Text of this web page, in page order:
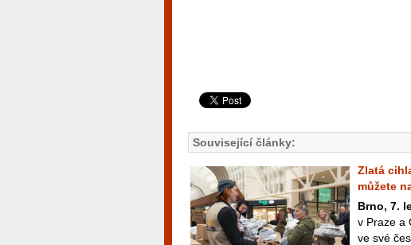
Související články:
Zlatá
můžete
Brno, 7.
v Praze a
ve své